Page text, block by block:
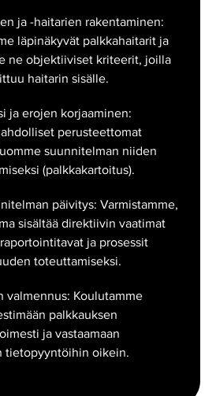
ja -haitarien rakentaminen:
läpinäkyvät palkkahaitarit ja
ne objektiiviset kriteerit, joilla
haitarin sisälle.
ja erojen korjaaminen:
perusteettomat
suunnitelman niiden
(palkkakartoitus).
päivitys: Varmistamme,
sisältää direktiivin vaatimat
ja prosessit
toteuttamiseksi.
valmennus: Koulutamme
palkkauksen
ja vastaamaan
tietopyyntöihin oikein.